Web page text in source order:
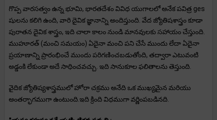
గొప్ప వారసత్వం ఉన్న భూమి, భారతదేశం వివిధ యుగాలలో అనేక పవిత్ర ges
షులను కలిగి ఉంది, వారి దైవిక జ్ఞానాన్ని అందిస్తుంది. వేద జ్యోతిషశాస్త్రం కూడా
పురాతన దైవిక శాస్త్రం, ఇది చాలా కాలం నుండి మానవులకు సహాయం చేస్తుంది.
ముహూరత్ (మంచి సమయం) ఏదైనా మంచి పని చేసే ముందు లేదా ఏదైనా
ప్రయాణాన్ని ప్రారంభించే ముందు పరిగణించబడుతోంది, తద్వారా ఎటువంటి
అడ్డంకి లేకుండా అదే సాధించవచ్చు. ఇది సానుకూల ఫలితాలను తెస్తుంది.
వైదిక జ్యోతిష్యశాస్త్రములో హోరా చక్రము అనేది ఒక ముఖ్యమైన మరియు
అంతర్భాగముగా ఉంటుంది.ఇది క్రింది విధముగా వర్ణింపబడినది.